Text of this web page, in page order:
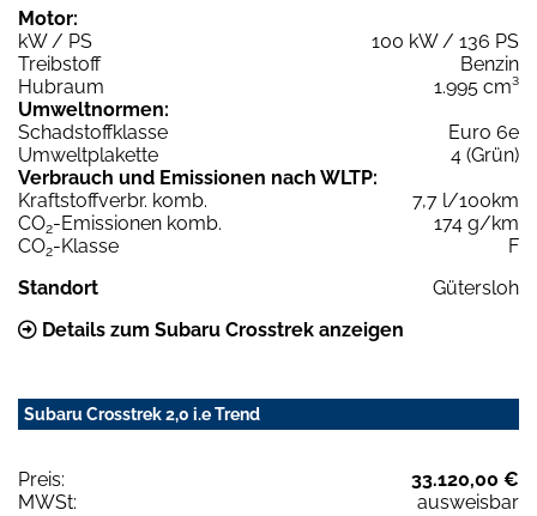
Motor:
kW / PS
100 kW / 136 PS
Treibstoff
Benzin
Hubraum
1.995 cm³
Umweltnormen:
Schadstoffklasse
Euro 6e
Umweltplakette
4 (Grün)
Verbrauch und Emissionen nach WLTP:
Kraftstoffverbr. komb.
7,7 l/100km
CO2-Emissionen komb.
174 g/km
CO2-Klasse
F
Standort
Gütersloh
Details zum Subaru Crosstrek anzeigen
Subaru Crosstrek 2,0 i.e Trend
Preis:
33.120,00 €
MWSt:
ausweisbar